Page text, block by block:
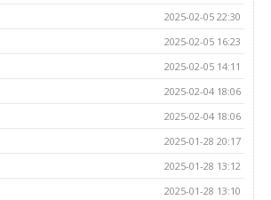
2025-02-05 22:30
2025-02-05 16:23
2025-02-05 14:11
2025-02-04 18:06
2025-02-04 18:06
2025-01-28 20:17
2025-01-28 13:12
2025-01-28 13:10